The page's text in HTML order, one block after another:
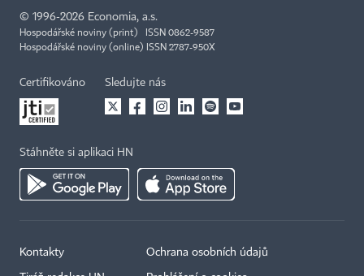
© 1996-2026 Economia, a.s.
Hospodářské noviny (print) ISSN 0862-9587
Hospodářské noviny (online) ISSN 2787-950X
Certifikováno Sledujte nás
Stáhněte si aplikaci HN
Kontakty Ochrana osobních údajů